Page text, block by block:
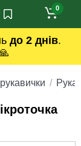
до 2 днів.
0